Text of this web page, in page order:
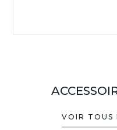
VOIR TOUS